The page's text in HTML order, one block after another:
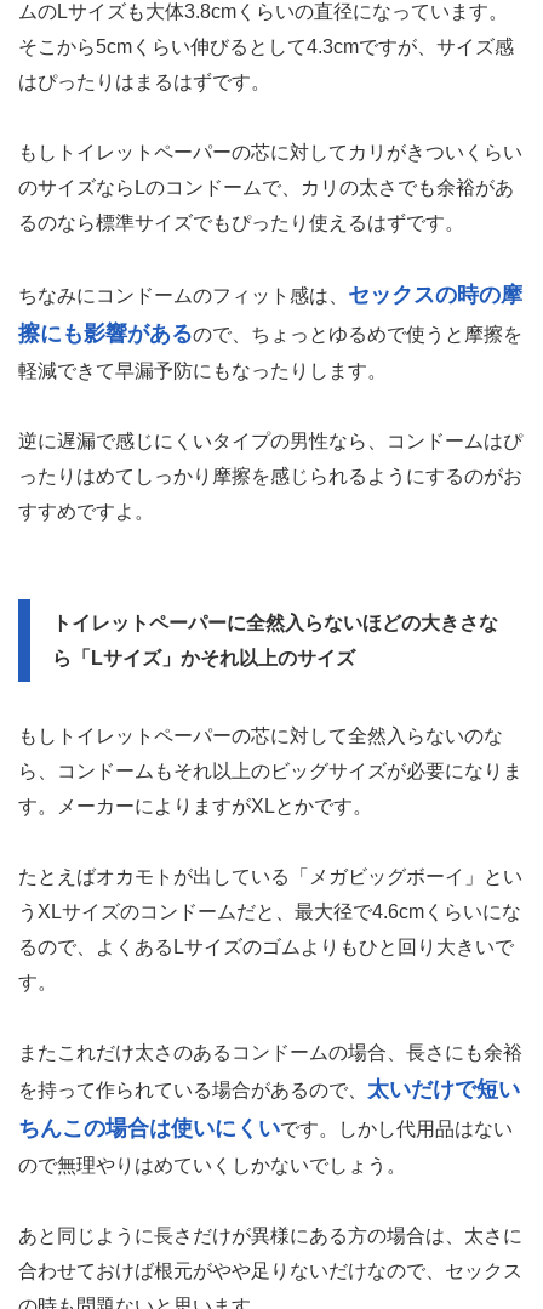
ムのLサイズも大体3.8cmくらいの直径になっています。
そこから5cmくらい伸びるとして4.3cmですが、サイズ感
はぴったりはまるはずです。
もしトイレットペーパーの芯に対してカリがきついくらい
のサイズならLのコンドームで、カリの太さでも余裕があ
るのなら標準サイズでもぴったり使えるはずです。
ちなみにコンドームのフィット感は、 セックスの時の摩
擦にも影響があるので、ちょっとゆるめで使うと摩擦を
軽減できて早漏予防にもなったりします。
逆に遅漏で感じにくいタイプの男性なら、コンドームはぴ
ったりはめてしっかり摩擦を感じられるようにするのがお
すすめですよ。
トイレットペーパーに全然入らないほどの大きさな
ら「Lサイズ」かそれ以上のサイズ
もしトイレットペーパーの芯に対して全然入らないのな
ら、コンドームもそれ以上のビッグサイズが必要になりま
す。メーカーによりますがXLとかです。
たとえばオカモトが出している「メガビッグボーイ」とい
うXLサイズのコンドームだと、最大径で4.6cmくらいにな
るので、よくあるLサイズのゴムよりもひと回り大きいで
す。
またこれだけ太さのあるコンドームの場合、長さにも余裕
を持って作られている場合があるので、 太いだけで短い
ちんこの場合は使いにくいです。しかし代用品はない
ので無理やりはめていくしかないでしょう。
あと同じように長さだけが異様にある方の場合は、太さに
合わせておけば根元がやや足りないだけなので、セックス